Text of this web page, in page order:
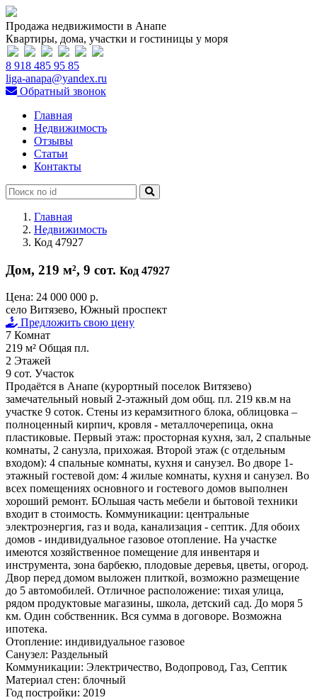
Продажа недвижимости в Анапе
Квартиры, дома, участки и гостиницы у моря
8 918 485 95 85
liga-anapa@yandex.ru
Обратный звонок
Главная
Недвижимость
Отзывы
Статьи
Контакты
Главная
Недвижимость
Код 47927
Дом, 219 м², 9 сот. Код 47927
Цена: 24 000 000 р.
село Витязево, Южный проспект
Предложить свою цену
7 Комнат
219 м² Общая пл.
2 Этажей
9 сот. Участок
Продаётся в Анапе (курортный поселок Витязево)
замечательный новый 2-этажный дом общ. пл. 219 кв.м на
участке 9 соток. Стены из керамзитного блока, облицовка –
полноценный кирпич, кровля - металлочерепица, окна
пластиковые. Первый этаж: просторная кухня, зал, 2 спальные
комнаты, 2 санузла, прихожая. Второй этаж (с отдельным
входом): 4 спальные комнаты, кухня и санузел. Во дворе 1-
этажный гостевой дом: 4 жилые комнаты, кухня и санузел. Во
всех помещениях основного и гостевого домов выполнен
хороший ремонт. БОльшая часть мебели и бытовой техники
входит в стоимость. Коммуникации: центральные
электроэнергия, газ и вода, канализация - септик. Для обоих
домов - индивидуальное газовое отопление. На участке
имеются хозяйственное помещение для инвентаря и
инструмента, зона барбекю, плодовые деревья, цветы, огород.
Двор перед домом выложен плиткой, возможно размещение
до 5 автомобилей. Отличное расположение: тихая улица,
рядом продуктовые магазины, школа, детский сад. До моря 5
км. Один собственник. Вся сумма в договоре. Возможна
ипотека.
Отопление: индивидуальное газовое
Санузел: Раздельный
Коммуникации: Электричество, Водопровод, Газ, Септик
Материал стен: блочный
Год постройки: 2019